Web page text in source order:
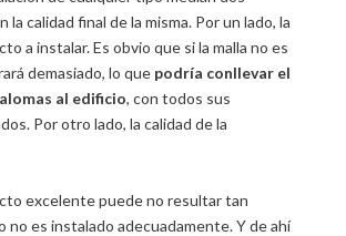
la calidad final de la misma. Por un lado, la
a instalar. Es obvio que si la malla no es
demasiado, lo que podría conllevar el
al edificio, con todos sus
Por otro lado, la calidad de la
excelente puede no resultar tan
no es instalado adecuadamente. Y de ahí